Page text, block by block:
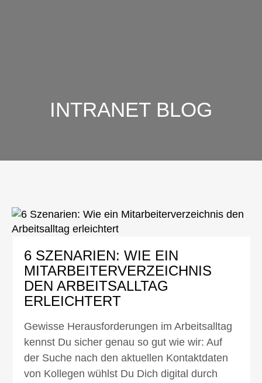
INTRANET BLOG
6 SZENARIEN: WIE EIN
MITARBEITERVERZEICHNIS
DEN ARBEITSALLTAG
ERLEICHTERT
Gewisse Herausforderungen im Arbeitsalltag
kennst Du sicher genau so gut wie wir: Auf
der Suche nach den aktuellen Kontaktdaten
von Kollegen wühlst Du Dich digital durch